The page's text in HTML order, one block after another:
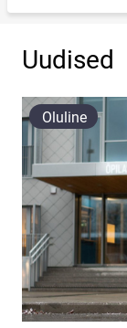
Uudised
Oluline